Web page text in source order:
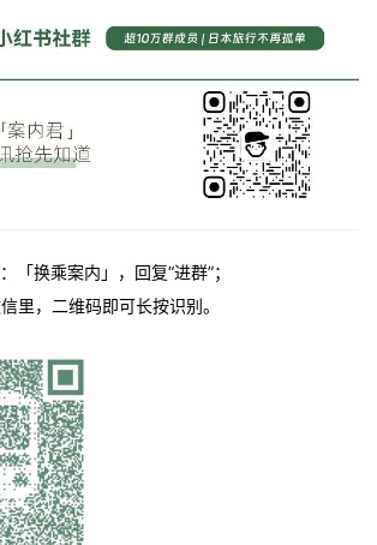
「换乘案内」，回复“进群”；
里，二维码即可长按识别。